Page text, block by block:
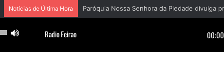
Notícias de Última Hora